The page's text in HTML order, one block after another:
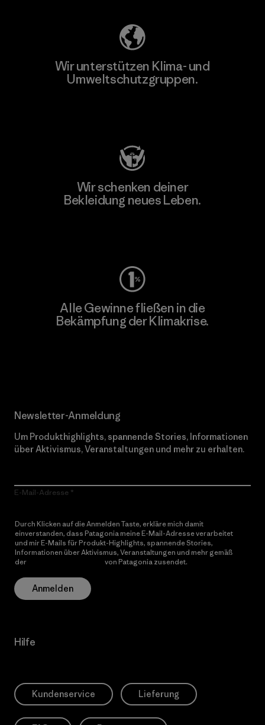
Wir unterstützen Klima- und
Umweltschutzgruppen.
Wir schenken deiner
Bekleidung neues Leben.
Alle Gewinne fließen in die
Bekämpfung der Klimakrise.
Newsletter-Anmeldung
Um Produkthighlights, spannende Stories, Informationen
über Aktivismus, Veranstaltungen und mehr zu erhalten.
E-Mail-Adresse
Durch Klicken auf die Anmelden Taste, erkläre mich damit
einverstanden, dass Patagonia meine E-Mail-Adresse verarbeitet
und mir E-Mails für Produkt-Highlights, spannende Stories,
Informationen über Aktivismus, Veranstaltungen und mehr gemäß
der
von Patagonia zusendet.
Anmelden
Hilfe
Kundenservice Lieferung